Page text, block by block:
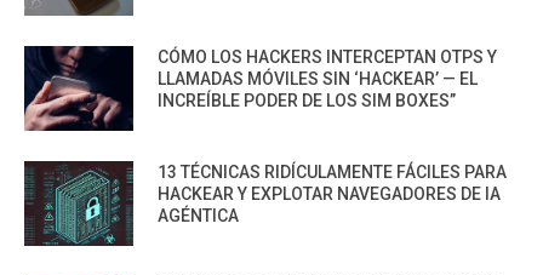
CÓMO LOS HACKERS INTERCEPTAN OTPS Y
LLAMADAS MÓVILES SIN ‘HACKEAR’ — EL
INCREÍBLE PODER DE LOS SIM BOXES”
13 TÉCNICAS RIDÍCULAMENTE FÁCILES PARA
HACKEAR Y EXPLOTAR NAVEGADORES DE IA
AGÉNTICA